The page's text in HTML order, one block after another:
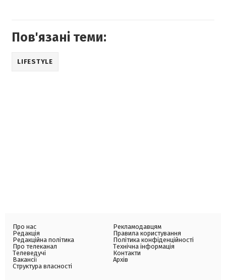
Пов'язані теми:
LIFESTYLE
Про нас
Редакція
Редакційна політика
Про телеканал
Телеведучі
Вакансії
Структура власності
Рекламодавцям
Правила користування
Політика конфіденційності
Технічна інформація
Контакти
Архів